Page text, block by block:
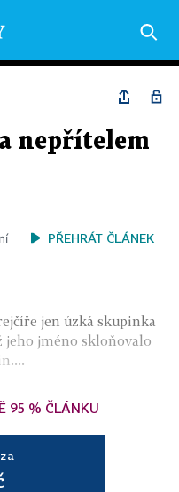
nepřítelem
PŘEHRÁT ČLÁNEK
jen úzká skupinka
jeho jméno skloňovalo
95 % ČLÁNKU